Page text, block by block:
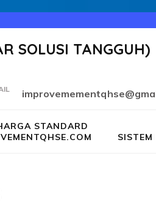
SOLUSI TANGGUH)
STANDARD
SISTEM